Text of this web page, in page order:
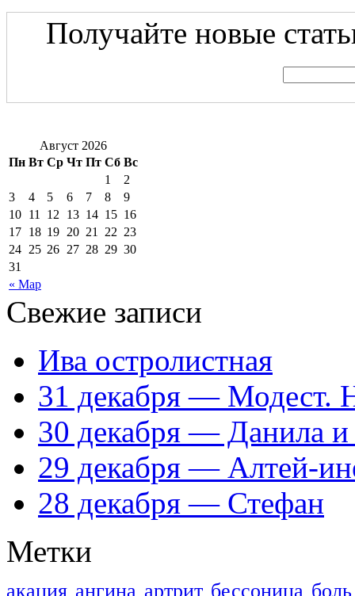
Получайте новые
Август 2026
Пн Вт Ср Чт Пт Сб Вс
« Мар
1
2
3
4 5 6 7 8
9
10 11 12 13 14 15 16
17 18 19 20 21 22 23
24 25 26 27 28 29 30
31
Свежие записи
Ива остролистная
31 декабря — Модест.
30 декабря — Данила
29 декабря — Алтей-
28 декабря — Стефан
Метки
акация ангина артрит бессоница боль